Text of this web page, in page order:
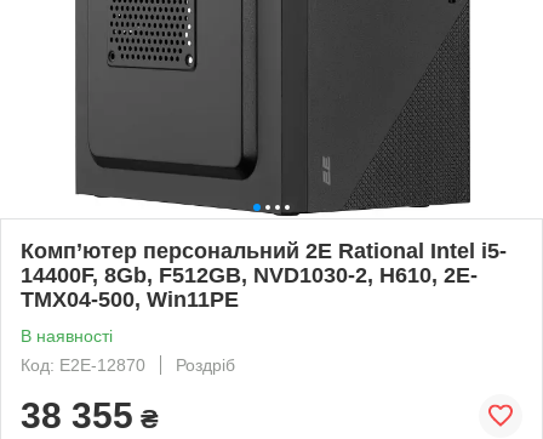
Комп’ютер персональний 2E Rational Intel i5-
14400F, 8Gb, F512GB, NVD1030-2, H610, 2E-
TMX04-500, Win11PE
В наявності
Код: E2E-12870
Роздріб
38 355 ₴